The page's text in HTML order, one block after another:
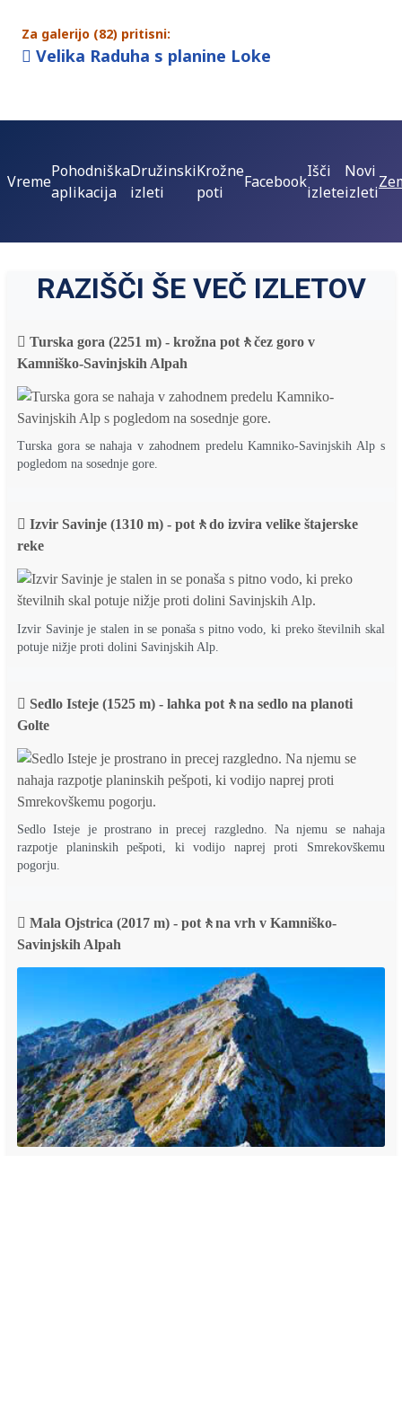
Za galerijo (82) pritisni:
Velika Raduha s planine Loke
RAZIŠČI ŠE VEČ IZLETOV
Turska gora (2251 m) - krožna pot🚶čez goro v
Kamniško-Savinjskih Alpah
Turska gora se nahaja v zahodnem predelu Kamniko-Savinjskih Alp s
pogledom na sosednje gore.
Izvir Savinje (1310 m) - pot🚶do izvira velike štajerske
reke
Izvir Savinje je stalen in se ponaša s pitno vodo, ki preko številnih skal
potuje nižje proti dolini Savinjskih Alp.
Sedlo Isteje (1525 m) - lahka pot🚶na sedlo na planoti
Golte
Sedlo Isteje je prostrano in precej razgledno. Na njemu se nahaja
razpotje planinskih pešpoti, ki vodijo naprej proti Smrekovškemu
pogorju.
Mala Ojstrica (2017 m) - pot🚶na vrh v Kamniško-
Savinjskih Alpah
Vreme
Pohodniška
aplikacija
Družinski
izleti
Krožne
poti
Facebook
Išči
izlete
Novi
izleti